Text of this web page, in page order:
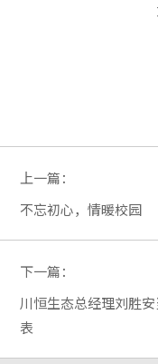
上一篇：
不忘初心，情暖校园
下一篇：
川恒生态总经理刘胜
表